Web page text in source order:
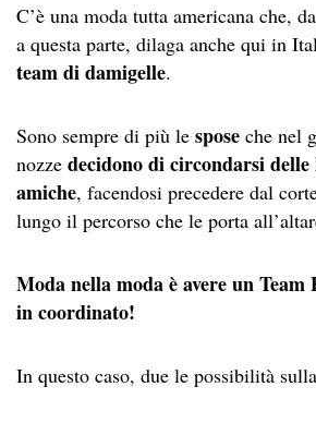
C’è una moda tutta americana che,
a questa parte, dilaga anche qui in
team di damigelle.
Sono sempre di più le spose che nel
nozze decidono di circondarsi
amiche, facendosi precedere dal
lungo il percorso che le porta
Moda nella moda è avere un
in coordinato!
In questo caso, due le possibilità